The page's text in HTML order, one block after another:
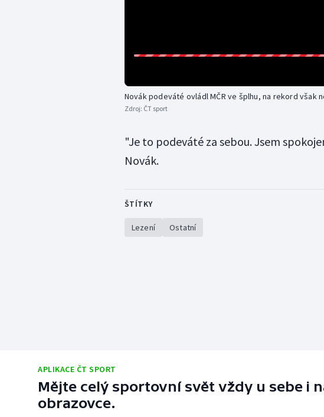
Novák podeváté ovládl MČR ve šplhu, na rekord však
Zdroj: ČT sport
"Je to podeváté za sebou. Jsem
Novák.
ŠTÍTKY
Lezení Ostatní
APLIKACE ČT SPORT
Mějte celý sportovní svět vždy u sebe i
obrazovce.